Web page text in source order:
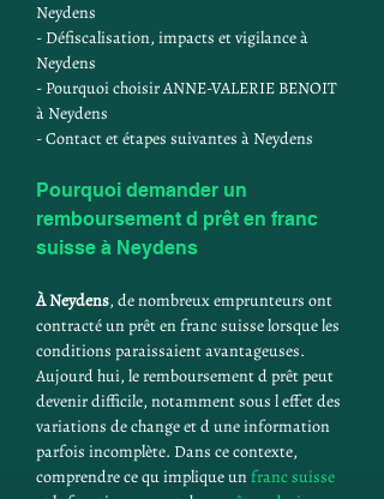
Neydens
- Défiscalisation, impacts et vigilance à
Neydens
- Pourquoi choisir ANNE-VALERIE BENOIT
à Neydens
- Contact et étapes suivantes à Neydens
Pourquoi demander un
remboursement d prêt en franc
suisse à Neydens
À Neydens, de nombreux emprunteurs ont
contracté un prêt en franc suisse lorsque les
conditions paraissaient avantageuses.
Aujourd hui, le remboursement d prêt peut
devenir difficile, notamment sous l effet des
variations de change et d une information
parfois incomplète. Dans ce contexte,
comprendre ce qu implique un franc suisse